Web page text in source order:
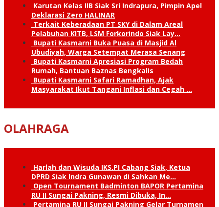
Karutan Kelas IIB Siak Sri Indrapura, Pimpin Apel
Deklarasi Zero HALINAR
Terkait Keberadaan PT SKY di Dalam Areal
Pelabuhan KITB, LSM Forkorindo Siak Lay…
Bupati Kasmarni Buka Puasa di Masjid Al
Ubudiyah, Warga Setempat Merasa Senang
Bupati Kasmarni Apresiasi Program Bedah
Rumah, Bantuan Baznas Bengkalis
Bupati Kasmarni Safari Ramadhan, Ajak
Masyarakat Ikut Tangani Inflasi dan Cegah …
OLAHRAGA
Harlah dan Wisuda IKS.PI Cabang Siak, Ketua
DPRD Siak Indra Gunawan di Sahkan Me…
Open Tournament Badminton BAPOR Pertamina
RU II Sungai Pakning, Resmi Dibuka, In…
Pertamina RU II Sungai Pakning Gelar Turnamen